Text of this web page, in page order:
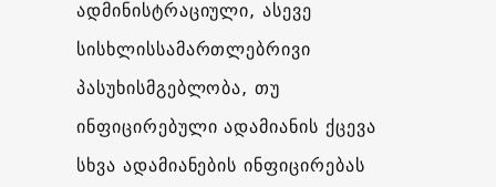
ადმინისტრაციული, ასევე
სისხლისსამართლებრივი
პასუხისმგებლობა, თუ
ინფიცირებული ადამიანის ქცევა
სხვა ადამიანების ინფიცირებას